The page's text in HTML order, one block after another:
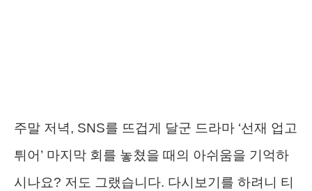
주말 저녁, SNS를 뜨겁게 달군 드라마 ‘선재 업고
튀어’ 마지막 회를 놓쳤을 때의 아쉬움을 기억하
시나요? 저도 그랬습니다. 다시보기를 하려니 티